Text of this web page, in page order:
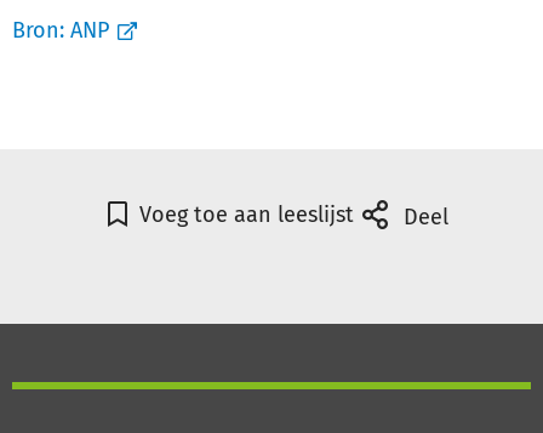
Bron: ANP
Voeg toe aan leeslijst Deel